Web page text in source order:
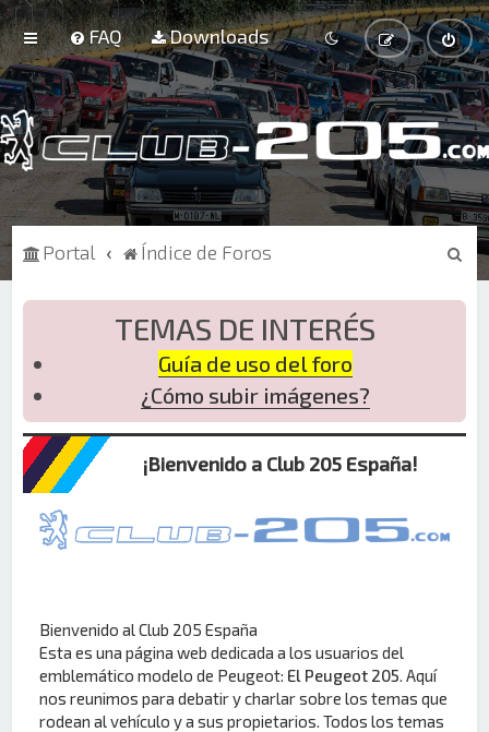
FAQ Downloads
Portal Índice de Foros
B
s
TEMAS DE INTERÉS
Guía de uso del foro
¿Cómo subir imágenes?
¡Bienvenido a Club 205 España!
Bienvenido al Club 205 España
Esta es una página web dedicada a los usuarios del
emblemático modelo de Peugeot: El Peugeot 205. Aquí
nos reunimos para debatir y charlar sobre los temas que
rodean al vehículo y a sus propietarios. Todos los temas